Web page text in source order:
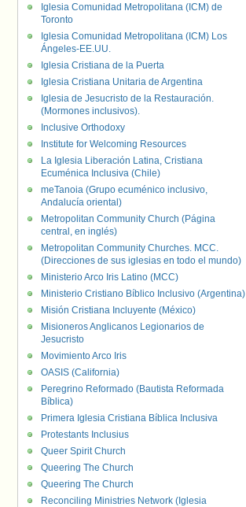
Iglesia Comunidad Metropolitana (ICM) de
Toronto
Iglesia Comunidad Metropolitana (ICM) Los
Ángeles-EE.UU.
Iglesia Cristiana de la Puerta
Iglesia Cristiana Unitaria de Argentina
Iglesia de Jesucristo de la Restauración.
(Mormones inclusivos).
Inclusive Orthodoxy
Institute for Welcoming Resources
La Iglesia Liberación Latina, Cristiana
Ecuménica Inclusiva (Chile)
meTanoia (Grupo ecuménico inclusivo,
Andalucía oriental)
Metropolitan Community Church (Página
central, en inglés)
Metropolitan Community Churches. MCC.
(Direcciones de sus iglesias en todo el mundo)
Ministerio Arco Iris Latino (MCC)
Ministerio Cristiano Bíblico Inclusivo (Argentina)
Misión Cristiana Incluyente (México)
Misioneros Anglicanos Legionarios de
Jesucristo
Movimiento Arco Iris
OASIS (California)
Peregrino Reformado (Bautista Reformada
Bíblica)
Primera Iglesia Cristiana Bíblica Inclusiva
Protestants Inclusius
Queer Spirit Church
Queering The Church
Queering The Church
Reconciling Ministries Network (Iglesia